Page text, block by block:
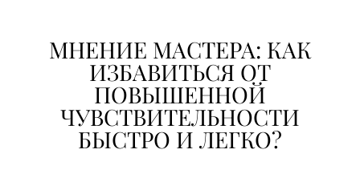
МНЕНИЕ МАСТЕРА: КАК
ИЗБАВИТЬСЯ ОТ
ПОВЫШЕННОЙ
ЧУВСТВИТЕЛЬНОСТИ
БЫСТРО И ЛЕГКО?